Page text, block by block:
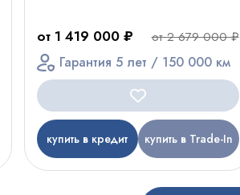
от 1 419 000 ₽ от 2 679 000 ₽
Гарантия 5 лет / 150 000 км
купить в кредит купить в Trade-In